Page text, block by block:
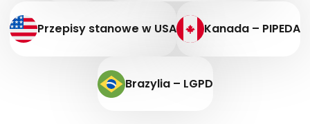
Przepisy stanowe w USA Kanada – PIPEDA
Brazylia – LGPD